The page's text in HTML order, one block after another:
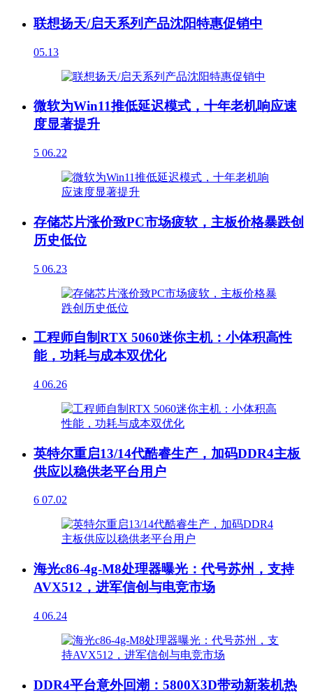
联想扬天/启天系列产品沈阳特惠促销中
05.13
微软为Win11推低延迟模式，十年老机响应速
度显著提升
5 06.22
存储芯片涨价致PC市场疲软，主板价格暴跌创
历史低位
5 06.23
工程师自制RTX 5060迷你主机：小体积高性
能，功耗与成本双优化
4 06.26
英特尔重启13/14代酷睿生产，加码DDR4主板
供应以稳供老平台用户
6 07.02
海光c86-4g-M8处理器曝光：代号苏州，支持
AVX512，进军信创与电竞市场
4 06.24
DDR4平台意外回潮：5800X3D带动新装机热